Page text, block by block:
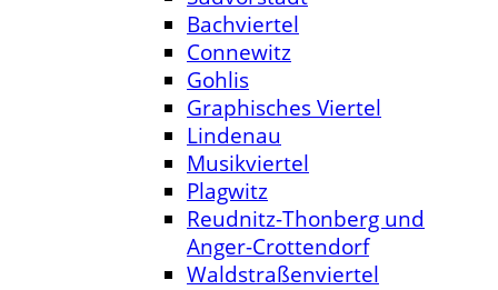
Bachviertel
Connewitz
Gohlis
Graphisches Viertel
Lindenau
Musikviertel
Plagwitz
Reudnitz-Thonberg und
Anger-Crottendorf
Waldstraßenviertel